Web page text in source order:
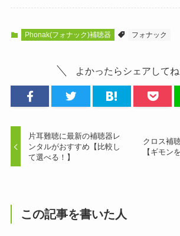
Phonak(フォナック)補聴器 フォナック
よかったらシェアしてね
片耳難聴に最新の補聴器レ
ンタルがおすすめ【比較し
て選べる！】
クロス補
【ギモン
この記事を書いた人